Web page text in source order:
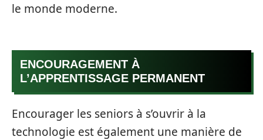
le monde moderne.
ENCOURAGEMENT À
L’APPRENTISSAGE PERMANENT
Encourager les seniors à s’ouvrir à la
technologie est également une manière de